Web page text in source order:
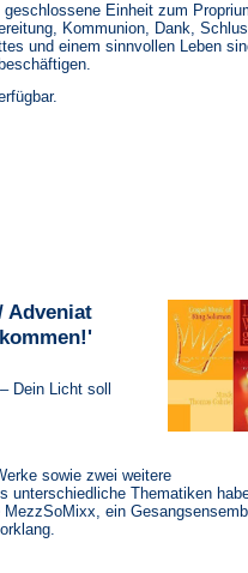
Einheit zum
Kommunion, Dank,
und einem sinnvollen Leben
Adveniat
Dein Licht soll
sowie zwei weitere
unterschiedliche Thematiken
ein